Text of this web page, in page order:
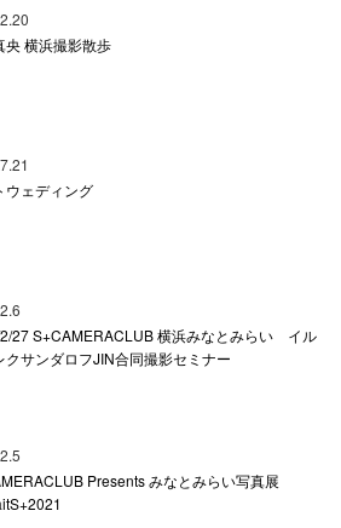
央 横浜撮影散歩
ウェディング
27 S+CAMERACLUB 横浜みなとみらい イル
クサンダロフJIN合同撮影セミナー
Presents みなとみらい写真展